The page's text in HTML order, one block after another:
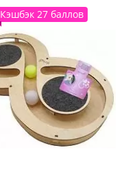
Кэшбэк 27 баллов